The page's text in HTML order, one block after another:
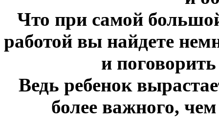
Что при самой
работой вы найдете
и
Ведь ребенок
более важного,